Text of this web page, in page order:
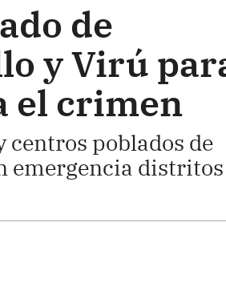
de
y Virú
el crimen
poblados de
emergencia